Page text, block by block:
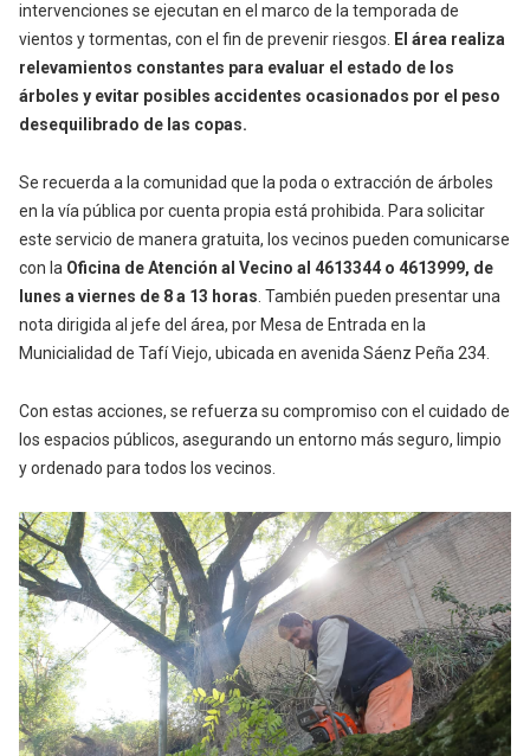
intervenciones se ejecutan en el marco de la temporada de
vientos y tormentas, con el fin de prevenir riesgos. El área realiza
relevamientos constantes para evaluar el estado de los
árboles y evitar posibles accidentes ocasionados por el peso
desequilibrado de las copas.
Se recuerda a la comunidad que la poda o extracción de árboles
en la vía pública por cuenta propia está prohibida. Para solicitar
este servicio de manera gratuita, los vecinos pueden comunicarse
con la Oficina de Atención al Vecino al 4613344 o 4613999, de
lunes a viernes de 8 a 13 horas. También pueden presentar una
nota dirigida al jefe del área, por Mesa de Entrada en la
Municialidad de Tafí Viejo, ubicada en avenida Sáenz Peña 234.
Con estas acciones, se refuerza su compromiso con el cuidado de
los espacios públicos, asegurando un entorno más seguro, limpio
y ordenado para todos los vecinos.